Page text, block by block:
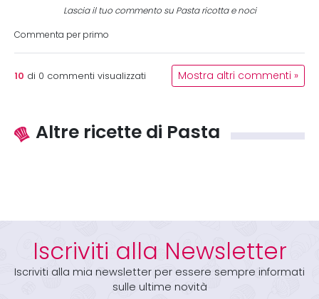
Lascia il tuo commento su Pasta ricotta e noci
Commenta per primo
10 di 0 commenti visualizzati Mostra altri commenti »
Altre ricette di Pasta
Iscriviti alla Newsletter
Iscriviti alla mia newsletter per essere sempre informati
sulle ultime novità